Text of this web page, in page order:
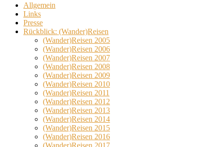
Allgemein
Links
Presse
Rückblick: (Wander)Reisen
(Wander)Reisen 2005
(Wander)Reisen 2006
(Wander)Reisen 2007
(Wander)Reisen 2008
(Wander)Reisen 2009
(Wander)Reisen 2010
(Wander)Reisen 2011
(Wander)Reisen 2012
(Wander)Reisen 2013
(Wander)Reisen 2014
(Wander)Reisen 2015
(Wander)Reisen 2016
(Wander)Reisen 2017